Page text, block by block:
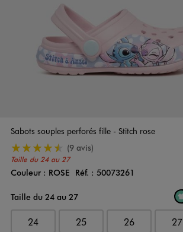
Sabots souples perforés fille - Stitch rose
Taille du 24 au 27
4.5/5 de moyenne
(9 avis)
Couleur
Couleur : ROSE Réf. : 50073261
Taille du 24 au 27
24 25 26 27